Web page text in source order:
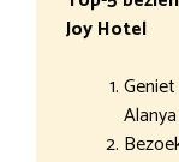
Joy Hotel
Alanya